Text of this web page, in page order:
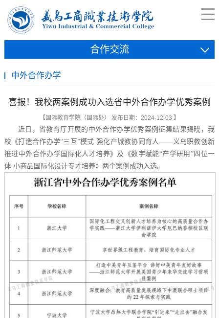
合作交流
中外合作办学
喜报！我校两案例成功入选省中外合作办学优秀案例
【国际教育学院（国际处） 发布日期：2024-12-03 】
近日，省教育厅开展的中外合作办学优秀案例征集结果揭晓，我
校《打造合作办学“三互”模式 强化产城教协同育人——义乌职教创新
推进中外合作办学国际化人才培养》及《数字赋能“产学研用”四位一
体 小商品国际化设计专才培养》两个案例成功入选。